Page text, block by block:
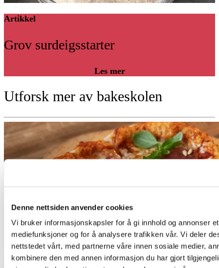
Denne nettsiden anvender cookies
Vi bruker informasjonskapsler for å gi innhold og annonser
mediefunksjoner og for å analysere trafikken vår. Vi deler
nettstedet vårt, med partnerne våre innen sosiale medier,
kombinere den med annen informasjon du har gjort
Artikkel
Grov surdeigsstarter
Les mer
Utforsk mer av bakeskolen